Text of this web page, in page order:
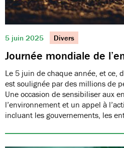
5 juin 2025 Divers
Journée mondiale de
Le 5 juin de chaque année, et ce,
est soulignée par des millions de
Une occasion de sensibiliser aux
l’environnement et un appel à
incluant les gouvernements, les